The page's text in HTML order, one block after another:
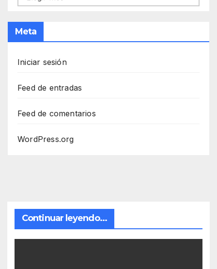
Meta
Iniciar sesión
Feed de entradas
Feed de comentarios
WordPress.org
Continuar leyendo...